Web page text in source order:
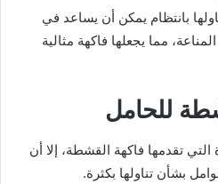
بانتظام يمكن أن يساعد في
مما يجعلها فاكهة مثالية
للحامل
التي تقدمها فاكهة القشطة، إلا أن
بشأن تناولها بكثرة.